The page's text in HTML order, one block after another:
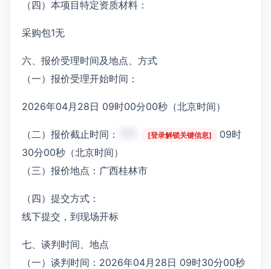
（四）本项目特定资质材料：
采购包1无
六、报价受理时间及地点、方式
（一）报价受理开始时间：
2026年04月28日 09时00分00秒（北京时间）
（二）报价截止时间： [登录解锁关键信息]
09时
30分00秒（北京时间）
（三）报价地点：广西桂林市
（四）提交方式：
线下提交，到现场开标
七、谈判时间、地点
（一）谈判时间：2026年04月28日 09时30分00秒